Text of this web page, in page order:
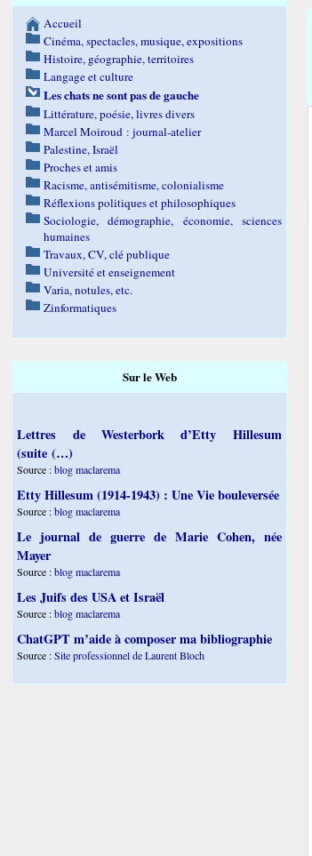
Accueil
Cinéma, spectacles, musique, expositions
Histoire, géographie, territoires
Langage et culture
Les chats ne sont pas de gauche
Littérature, poésie, livres divers
Marcel Moiroud : journal-atelier
Palestine, Israël
Proches et amis
Racisme, antisémitisme, colonialisme
Réflexions politiques et philosophiques
Sociologie, démographie, économie, sciences
humaines
Travaux, CV, clé publique
Université et enseignement
Varia, notules, etc.
Zinformatiques
Sur le Web
Lettres de Westerbork d’Etty Hillesum
(suite (…)
Source :blog maclarema
Etty Hillesum (1914-1943) : Une Vie bouleversée
Source :blog maclarema
Le journal de guerre de Marie Cohen, née
Mayer
Source :blog maclarema
Les Juifs des USA et Israël
Source :blog maclarema
ChatGPT m’aide à composer ma bibliographie
Source :Site professionnel de Laurent Bloch